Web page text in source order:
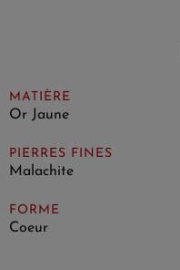
MATIÈRE
Or Jaune
PIERRES FINES
Malachite
FORME
Coeur